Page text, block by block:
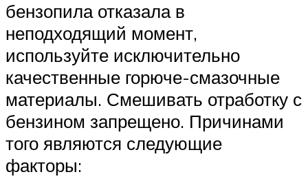
бензопила отказала в
неподходящий момент,
используйте исключительно
качественные горюче-смазочные
материалы. Смешивать отработку с
бензином запрещено. Причинами
того являются следующие
факторы: